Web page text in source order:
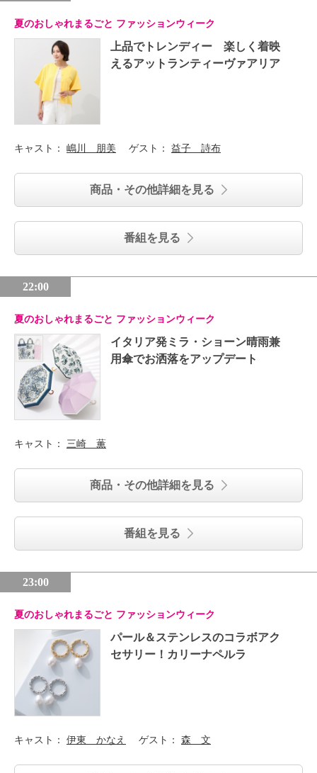
夏のおしゃれまるごと ファッションウィーク
上品でトレンディー 楽しく着映
えるアットランティーヴァアリア
キャスト： 嶋川 朋美 ゲスト： 益子 詩布
商品・その他詳細を見る
番組を見る
22:00
夏のおしゃれまるごと ファッションウィーク
イタリア発ミラ・ショーン晴雨兼
用傘でお洒落をアップデート
キャスト： 三崎 薫
商品・その他詳細を見る
番組を見る
23:00
夏のおしゃれまるごと ファッションウィーク
パール＆ステンレスのコラボアク
セサリー！カリーナペルラ
キャスト： 伊東 かなえ ゲスト： 森 文